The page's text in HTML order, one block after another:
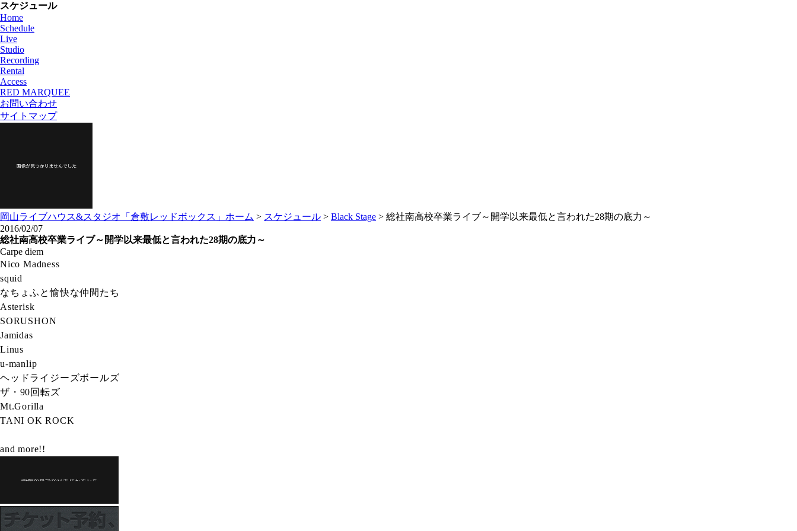
スケジュール
Home
Schedule
Live
Studio
Recording
Rental
Access
RED MARQUEE
お問い合わせ
サイトマップ
岡山ライブハウス&スタジオ「倉敷レッドボックス」ホーム > スケジュール > Black Stage > 総社南高校卒業ライブ～開学以来最低と言われた28期の底力～
2016/02/07
総社南高校卒業ライブ～開学以来最低と言われた28期の底力～
Carpe diem
Nico Madness
squid
なちょふと愉快な仲間たち
Asterisk
SORUSHON
Jamidas
Linus
u-manlip
ヘッドライジーズボールズ
ザ・90回転ズ
Mt.Gorilla
TANI OK ROCK
and more!!